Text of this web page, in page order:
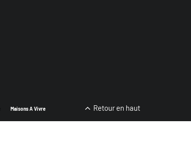
Maisons A Vivre Retour en haut